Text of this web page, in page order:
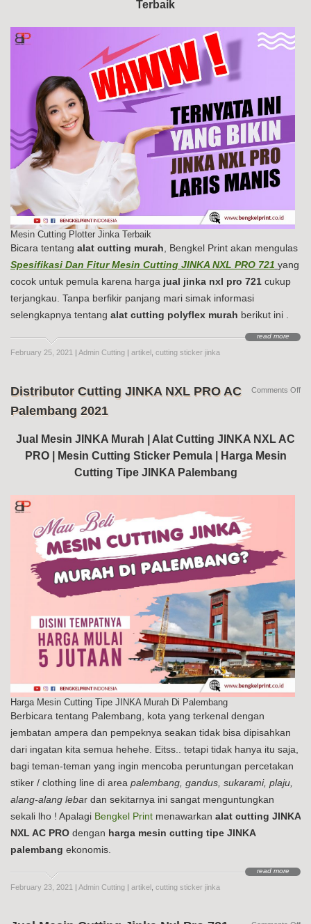
Terbaik
Mesin Cutting Plotter Jinka Terbaik
Bicara tentang alat cutting murah , Bengkel Print akan mengulas
Spesifikasi Dan Fitur Mesin Cutting JINKA NXL PRO 721 yang
cocok untuk pemula karena harga jual jinka nxl pro 721 cukup
terjangkau. Tanpa berfikir panjang mari simak informasi
selengkapnya tentang alat cutting polyflex murah berikut ini .
read more
February 25, 2021 | Admin Cutting | artikel cutting sticker jinka
Distributor Cutting JINKA NXL PRO AC
Palembang 2021
Jual Mesin JINKA Murah | Alat Cutting JINKA NXL AC
PRO | Mesin Cutting Sticker Pemula | Harga Mesin
Cutting Tipe JINKA Palembang
Harga Mesin Cutting Tipe JINKA Murah Di Palembang
Berbicara tentang Palembang, kota yang terkenal dengan
jembatan ampera dan pempeknya seakan tidak bisa dipisahkan
dari ingatan kita semua hehehe. Eitss.. tetapi tidak hanya itu saja,
bagi teman-teman yang ingin mencoba peruntungan percetakan
stiker / clothing line di area palembang, gandus, sukarami, plaju,
alang-alang lebar dan sekitarnya ini sangat menguntungkan
sekali lho ! Apalagi Bengkel Print menawarkan alat cutting JINKA
NXL AC PRO dengan harga mesin cutting tipe JINKA
palembang ekonomis.
read more
February 23, 2021 | Admin Cutting | artikel cutting sticker jinka
Comments Offon